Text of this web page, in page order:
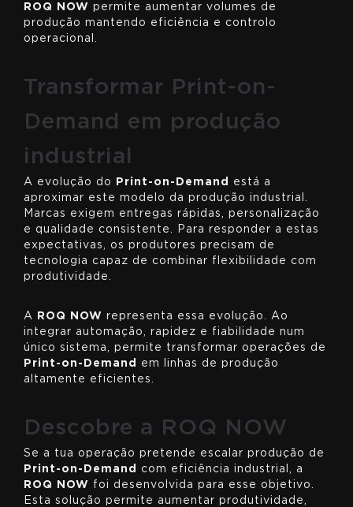
ROQ NOW permite aumentar volumes de
produção mantendo eficiência e controlo
operacional.
Transformar Print-on-
Demand em produção
industrial
A evolução do Print-on-Demand
está a
aproximar este modelo da produção industrial.
Marcas exigem entregas rápidas, personalização
e qualidade consistente. Para responder a estas
expectativas, os produtores precisam de
tecnologia capaz de combinar flexibilidade com
produtividade.
A ROQ NOW representa essa evolução. Ao
integrar automação, rapidez e fiabilidade num
único sistema, permite transformar operações de
Print-on-Demand
em linhas de produção
altamente eficientes.
Descobre a ROQ NOW
Se a tua operação pretende escalar produção de
Print-on-Demand
com eficiência industrial, a
ROQ NOW foi desenvolvida para esse objetivo.
Esta solução permite aumentar produtividade,